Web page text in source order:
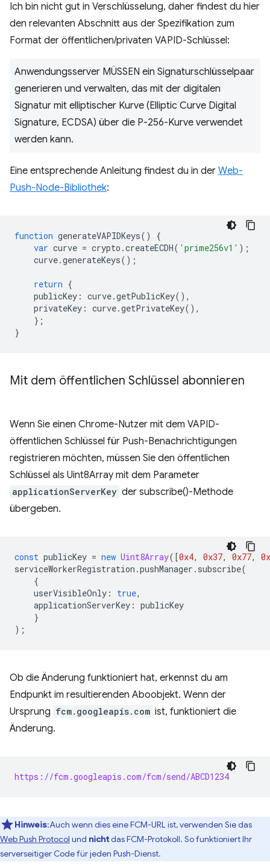
Ich bin nicht gut in Verschlüsselung, daher findest du hier
den relevanten Abschnitt aus der Spezifikation zum
Format der öffentlichen/privaten VAPID-Schlüssel:
Anwendungsserver MÜSSEN ein Signaturschlüsselpaar
generieren und verwalten, das mit der digitalen
Signatur mit elliptischer Kurve (Elliptic Curve Digital
Signature, ECDSA) über die P-256-Kurve verwendet
werden kann.
Eine entsprechende Anleitung findest du in der Web-
Push-Node-Bibliothek:
function generateVAPIDKeys()
{
var curve = crypto .createECDH( 'prime256v1' );
curve.generateKeys();
return {
publicKey : curve.getPublicKey(),
privateKey : curve.getPrivateKey(),
};
}
Mit dem öffentlichen Schlüssel abonnieren
Wenn Sie einen Chrome-Nutzer mit dem VAPID-
öffentlichen Schlüssel für Push-Benachrichtigungen
registrieren möchten, müssen Sie den öffentlichen
Schlüssel als Uint8Array mit dem Parameter
applicationServerKey der subscribe()-Methode
übergeben.
const publicKey = new Uint8Array([0x4, 0x37, 0x77,
serviceWorkerRegistration .pushManager . subscribe(
{
userVisibleOnly : true,
applicationServerKey : publicKey
}
);
Ob die Änderung funktioniert hat, erkennst du am
Endpunkt im resultierenden Aboobjekt. Wenn der
Ursprung fcm.googleapis.com ist, funktioniert die
Änderung.
https://fcm.googleapis.com/fcm/send/ABCD1234
Hinweis:Auch wenn dies eine FCM-URL ist, verwenden Sie das
Web Push Protocol und nichtdas FCM-Protokoll. So funktioniert Ihr
serverseitiger Code für jeden Push-Dienst.